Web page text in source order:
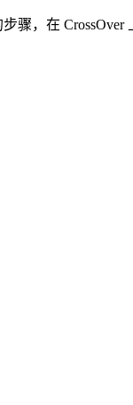
步骤，在